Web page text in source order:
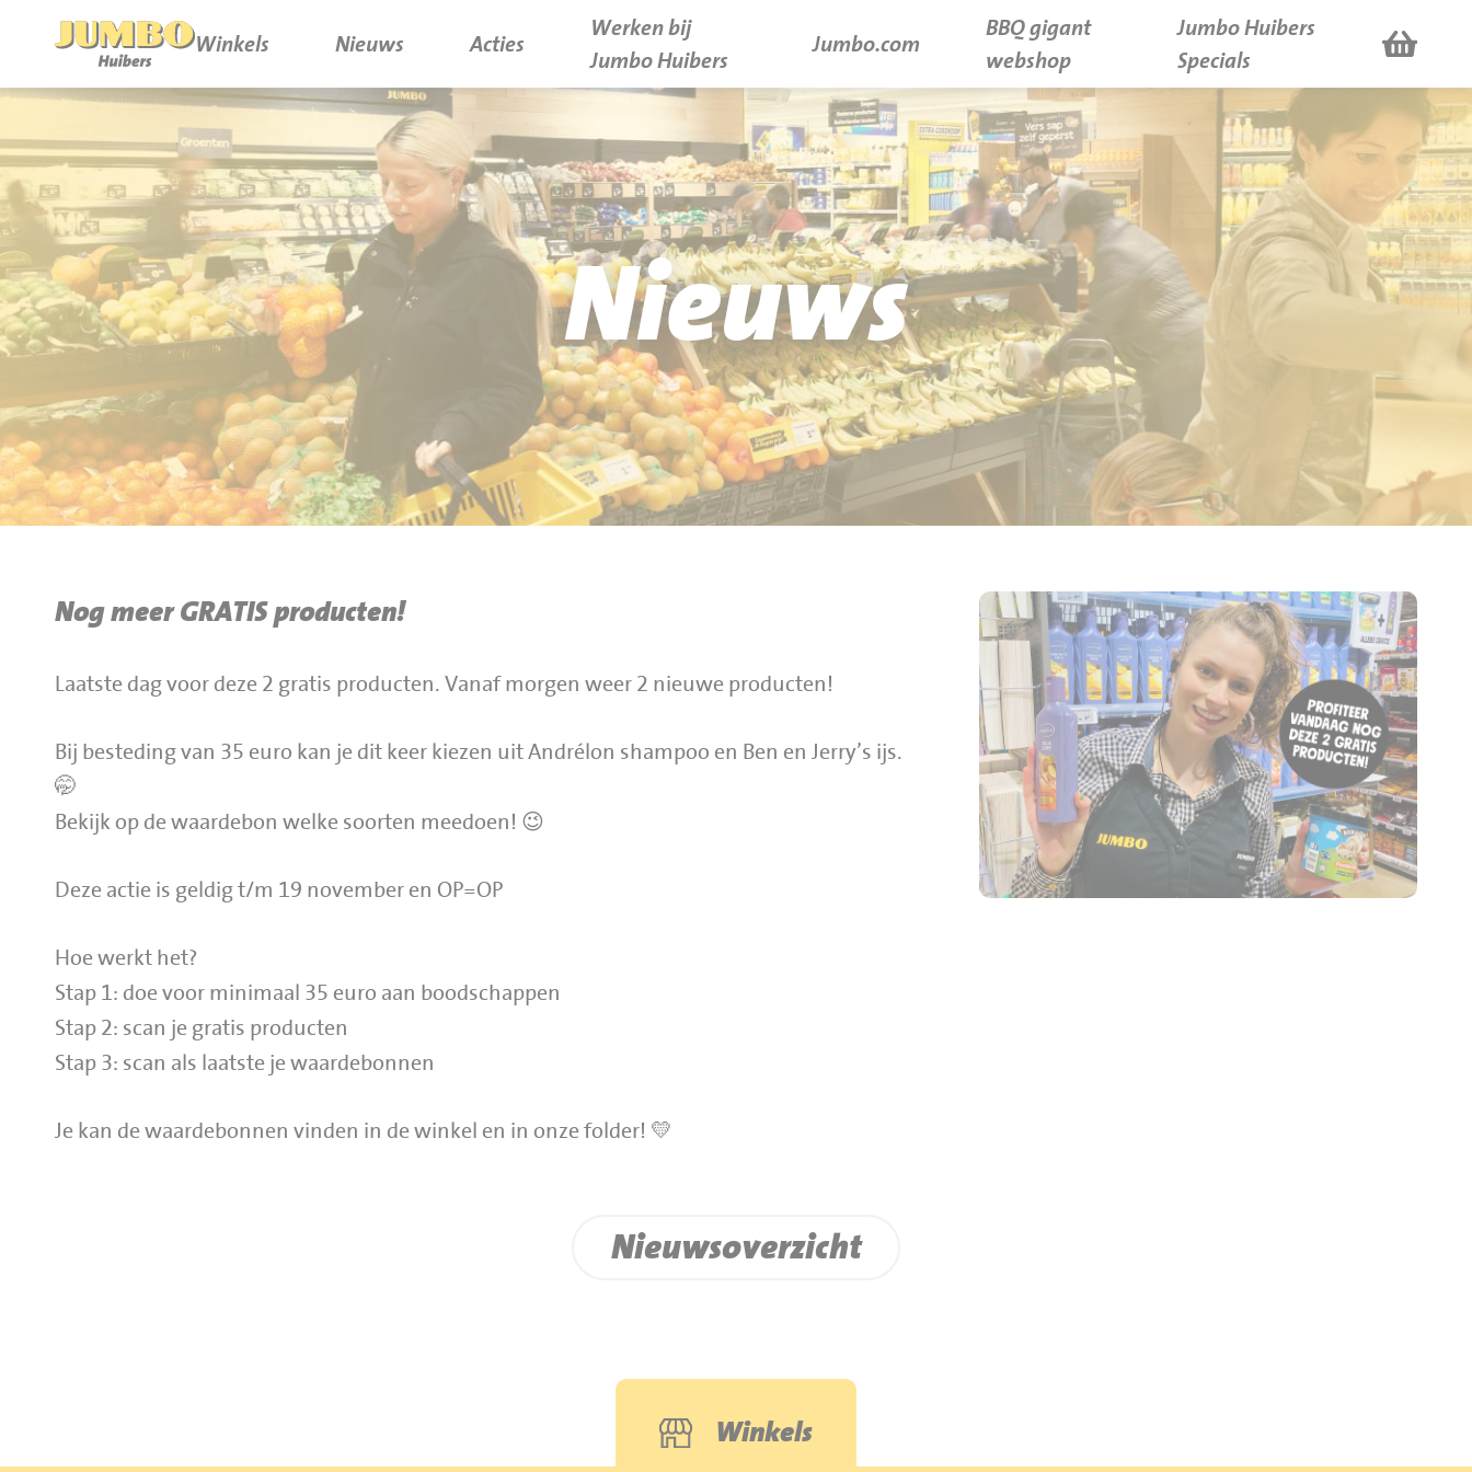
Winkels Nieuws Acties
Werken bij
Jumbo Huibers
Jumbo.com
BBQ gigant
webshop
Jumbo Huibers
Specials
P.W.A. Park
Bruïneplein
Petenbos
Nieuws
Acties
Werken bij Jumbo Huibers
Vacatures en Solliciteren
Werken en leren
Jumbo.com
BBQ gigant webshop
Nieuws
Nog meer GRATIS producten!
Laatste dag voor deze 2 gratis producten. Vanaf morgen weer 2 nieuwe producten!
Bij besteding van 35 euro kan je dit keer kiezen uit Andrélon shampoo en Ben en Jerry’s ijs.
🤭
Bekijk op de waardebon welke soorten meedoen! 😉
Deze actie is geldig t/m 19 november en OP=OP
Hoe werkt het?
Stap 1: doe voor minimaal 35 euro aan boodschappen
Stap 2: scan je gratis producten
Stap 3: scan als laatste je waardebonnen
Je kan de waardebonnen vinden in de winkel en in onze folder! 💛
Nieuwsoverzicht
Winkels